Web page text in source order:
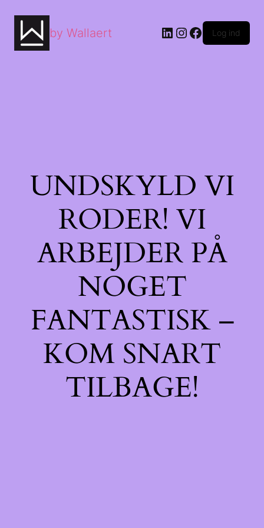
by Wallaert Log ind
UNDSKYLD VI
RODER! VI
ARBEJDER PÅ
NOGET
FANTASTISK –
KOM SNART
TILBAGE!